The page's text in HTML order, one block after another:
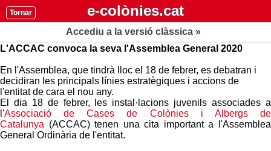
Tornar e-colònies.cat
Accediu a la versió clàssica »
L'ACCAC convoca la seva l'Assemblea General 2020
En l'Assemblea, que tindrà lloc el 18 de febrer, es debatran i
decidiran les principals línies estratègiques i accions de
l'entitat de cara el nou any.
El dia 18 de febrer, les instal·lacions juvenils associades a
l'Associació de Cases de Colònies i Albergs de
Catalunya (ACCAC) tenen una cita important a l'Assemblea
General Ordinària de l'entitat.